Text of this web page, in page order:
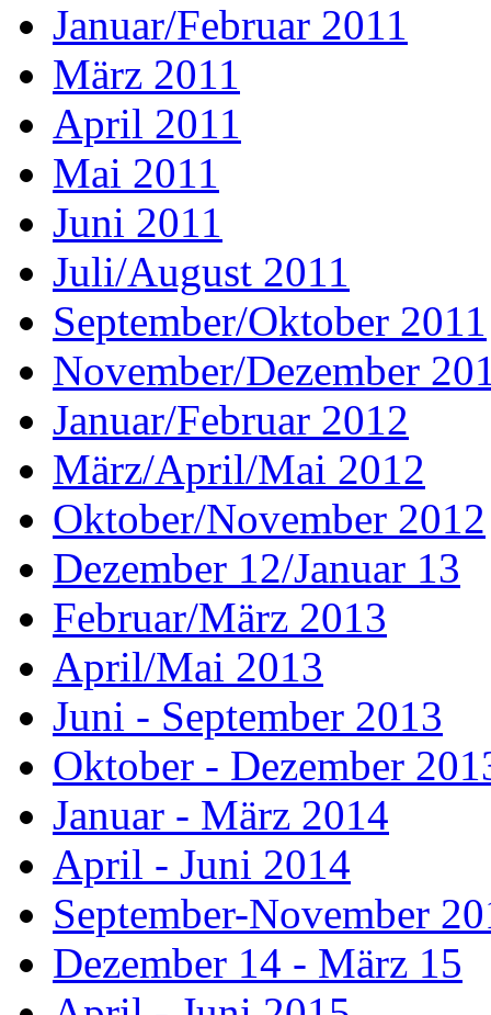
Januar/Februar 2011
März 2011
April 2011
Mai 2011
Juni 2011
Juli/August 2011
September/Oktober 2011
November/Dezember
Januar/Februar 2012
März/April/Mai 2012
Oktober/November 2012
Dezember 12/Januar 13
Februar/März 2013
April/Mai 2013
Juni - September 2013
Oktober - Dezember
Januar - März 2014
April - Juni 2014
September-November
Dezember 14 - März 15